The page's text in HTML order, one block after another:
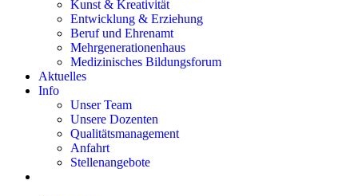
Kunst & Kreativität
Entwicklung & Erziehung
Beruf und Ehrenamt
Mehrgenerationenhaus
Medizinisches Bildungsforum
Aktuelles
Info
Unser Team
Unsere Dozenten
Qualitätsmanagement
Anfahrt
Stellenangebote